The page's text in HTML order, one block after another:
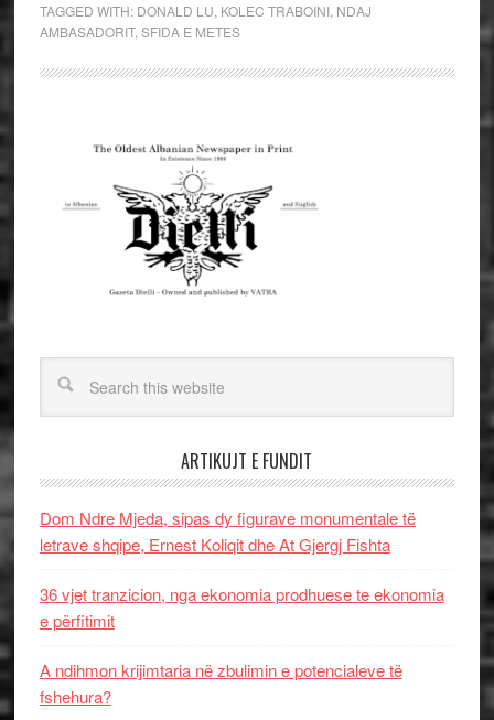
TAGGED WITH: DONALD LU KOLEC TRABOINI, NDAJ
AMBASADORIT, SFIDA E METES
ARTIKUJT E FUNDIT
Dom Ndre Mjeda, sipas dy figurave monumentale të
letrave shqipe, Ernest Koliqit dhe At Gjergj Fishta
36 vjet tranzicion, nga ekonomia prodhuese te ekonomia
e përfitimit
A ndihmon krijimtaria në zbulimin e potencialeve të
fshehura?